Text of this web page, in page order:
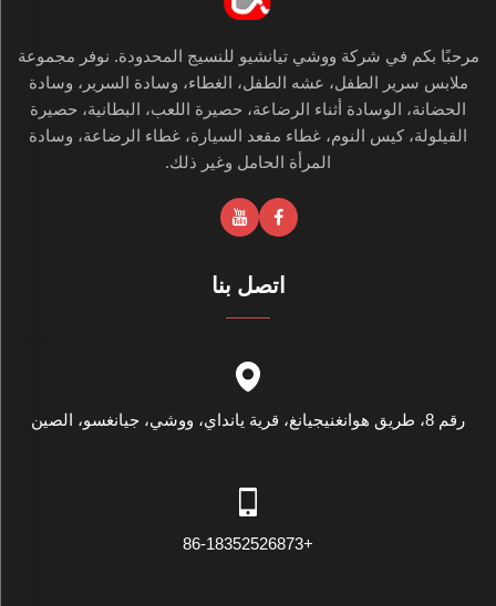
مرحبًا بكم في شركة ووشي تيانشيو للنسيج المحدودة. نوفر مجموعة
ملابس سرير الطفل، عشه الطفل، الغطاء، وسادة السرير، وسادة
الحضانة، الوسادة أثناء الرضاعة، حصيرة اللعب، البطانية، حصيرة
القيلولة، كيس النوم، غطاء مقعد السيارة، غطاء الرضاعة، وسادة
المرأة الحامل وغير ذلك.
اتصل بنا
رقم 8، طريق هوانغنيجيانغ، قرية يانداي، ووشي، جيانغسو، الصين
+86-18352526873